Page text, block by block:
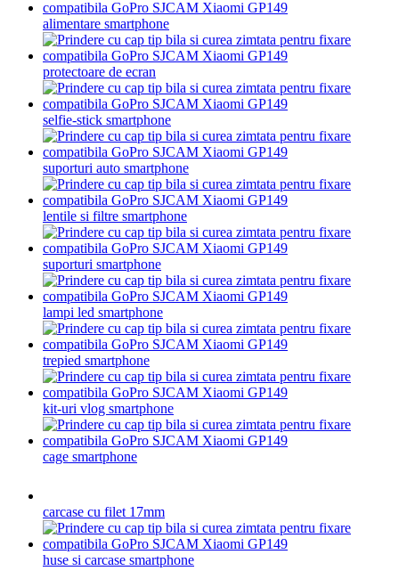
alimentare smartphone
protectoare de ecran
selfie-stick smartphone
suporturi auto smartphone
lentile si filtre smartphone
suporturi smartphone
lampi led smartphone
trepied smartphone
kit-uri vlog smartphone
cage smartphone
carcase cu filet 17mm
huse si carcase smartphone